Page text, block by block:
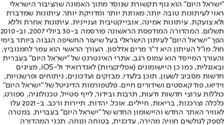
"ישראל היום" הוא גוף תקשורת שנוסד מתוך האמונה שהציבור הישראלי
ראוי לעיתונות טובה יותר, מאוזנת יותר ומדויקת יותר. עיתונות שמדברת
ולא צועקת. עיתונות אמינה, אובייקטיבית ועניינית. עיתונות אחרת וללא
תשלום. המהדורה המודפסת הראשונה פורסמה ב-30 ביולי 2007, וב-2010
הפך "ישראל היום" לעיתון הישראלי בעל שיעור החשיפה הגבוה ביותר בימי
חול. מו"ל העיתון היא ד"ר מרים אדלסון. העורך הראשי הוא עמר לחמנוביץ,
והעורך המייסד הוא עמוס רגב. אתרי האינטרנט של "ישראל היום" בעברית
ובאנגלית, כמו כן היישומונים (אפליקציות) לאנדרואיד ול-iOS, מציגים
חדשות מסביב לשעון, תוכן בלעדי, מבזקים ועדכונים, ניתוחים ופרשנויות,
וידיאו, פודקאסטים ושידורים חיים. פלטפורמות הדיגיטל של "ישראל היום"
כוללות ערוצי חדשות ודעות, תרבות ובידור, לייף סטייל, טכנולוגיה, ספורט,
כלכלה וצרכנות, בריאות, חיילים, אוכל, יהדות, תיירות ורכב. ב-2021 עלו
לאוויר האתר החדש והיישומון החדש של "ישראל היום" בעברית, במטרה
לספק לגולשים חוויה מהירה, עדכנית, בטוחה ונוחה. תכני המהדורה